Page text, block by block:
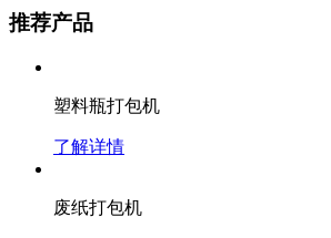
推荐产品
塑料瓶打包机
了解详情
废纸打包机